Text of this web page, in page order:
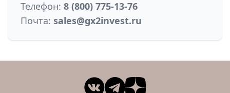
Телефон: 8 (800) 775-13-76
Почта: sales@gx2invest.ru